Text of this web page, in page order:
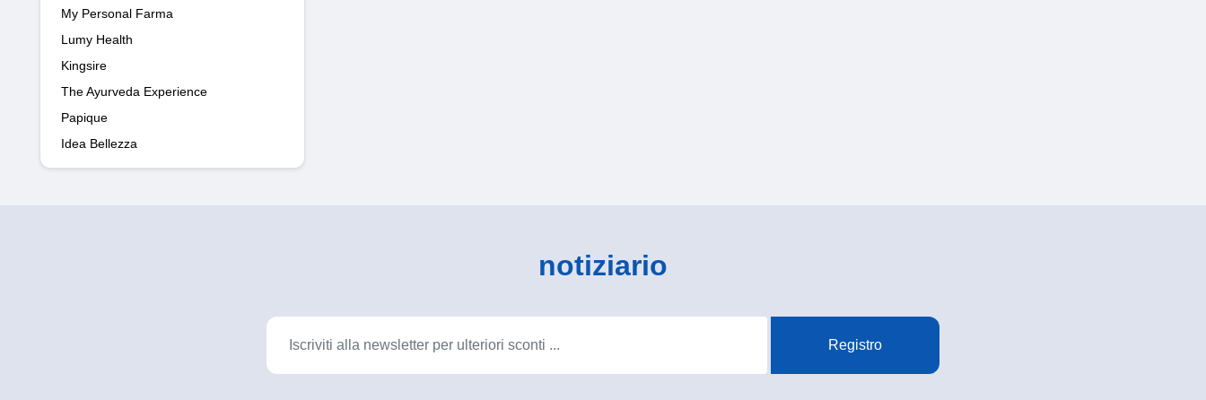
My Personal Farma
Lumy Health
Kingsire
The Ayurveda Experience
Papique
Idea Bellezza
notiziario
Registro